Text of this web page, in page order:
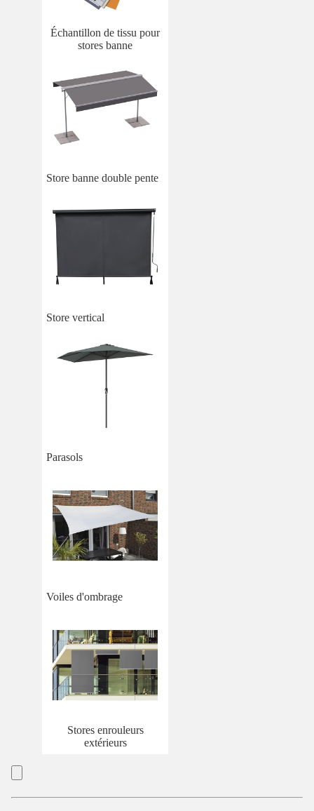
Échantillon de tissu pour
stores banne
Store banne double pente
Store vertical
Parasols
Voiles d'ombrage
Stores enrouleurs
extérieurs